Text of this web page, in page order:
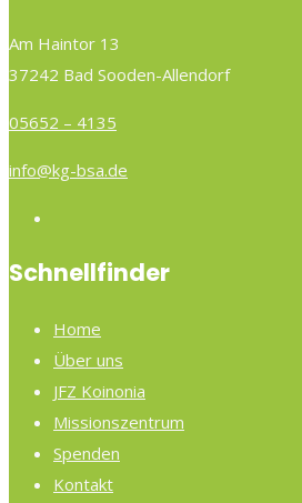
Am Haintor 13
37242 Bad Sooden-Allendorf
05652 – 4135
info@kg-bsa.de
Schnellfinder
Home
Über uns
JFZ Koinonia
Missionszentrum
Spenden
Kontakt